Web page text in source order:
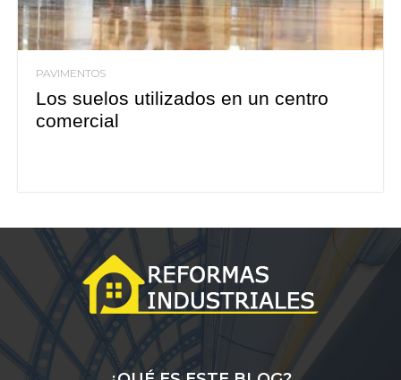
PAVIMENTOS
Los suelos utilizados en un centro
comercial